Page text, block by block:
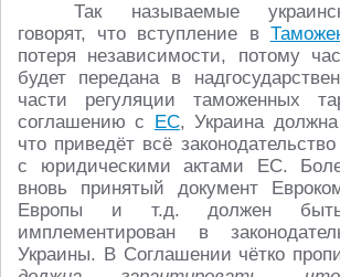
Так называемые
говорят, что вступление в
потеря независимости, потому
будет передана в
части регуляции таможенных
соглашению с ЕС, Украина должна
что приведёт всё
с юридическими актами ЕС.
вновь принятый документ
Европы и т.д. должен быть
имплементирован в
Украины. В Соглашении чётко